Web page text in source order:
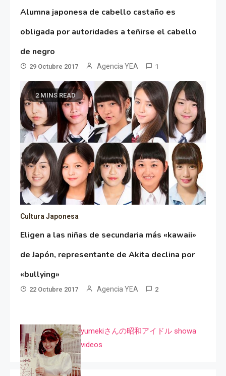
Alumna japonesa de cabello castaño es
obligada por autoridades a teñirse el cabello
de negro
29 Octubre 2017 Agencia YEA 1
2 MINS READ
Cultura Japonesa
Eligen a las niñas de secundaria más «kawaii»
de Japón, representante de Akita declina por
«bullying»
22 Octubre 2017 Agencia YEA 2
yumekiさんの昭和アイドル showa
videos